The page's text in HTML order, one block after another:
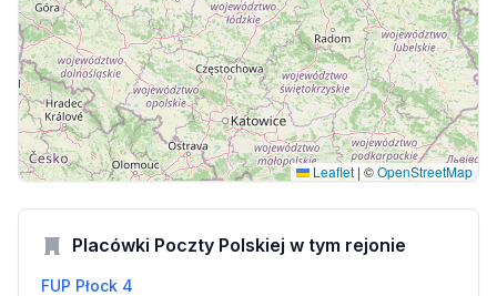
Leaflet | ©OpenStreetMap
Placówki Poczty Polskiej w tym rejonie
FUP Płock 4